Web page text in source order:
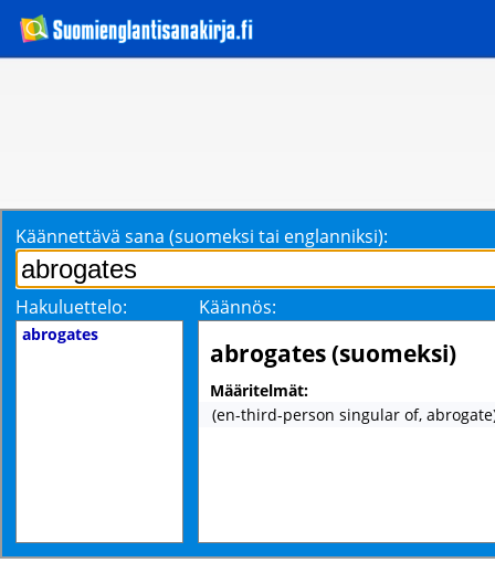
Käännettävä sana (suomeksi tai englanniksi):
Hakuluettelo: Käännös:
abrogates
abrogates (suomeksi)
Määritelmät:
(en-third-person singular of,